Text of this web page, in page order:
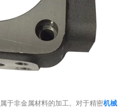
于非金属材料的加工。对于精密机械